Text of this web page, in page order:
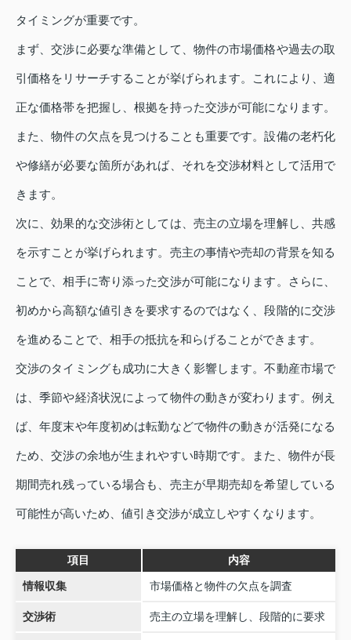
タイミングが重要です。
まず、交渉に必要な準備として、物件の市場価格や過去の取
引価格をリサーチすることが挙げられます。これにより、適
正な価格帯を把握し、根拠を持った交渉が可能になります。
また、物件の欠点を見つけることも重要です。設備の老朽化
や修繕が必要な箇所があれば、それを交渉材料として活用で
きます。
次に、効果的な交渉術としては、売主の立場を理解し、共感
を示すことが挙げられます。売主の事情や売却の背景を知る
ことで、相手に寄り添った交渉が可能になります。さらに、
初めから高額な値引きを要求するのではなく、段階的に交渉
を進めることで、相手の抵抗を和らげることができます。
交渉のタイミングも成功に大きく影響します。不動産市場で
は、季節や経済状況によって物件の動きが変わります。例え
ば、年度末や年度初めは転勤などで物件の動きが活発になる
ため、交渉の余地が生まれやすい時期です。また、物件が長
期間売れ残っている場合も、売主が早期売却を希望している
可能性が高いため、値引き交渉が成立しやすくなります。
項目 内容
情報収集 市場価格と物件の欠点を調査
交渉術 売主の立場を理解し、段階的に要求